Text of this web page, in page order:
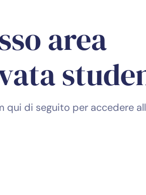
area
qui di seguito per accedere